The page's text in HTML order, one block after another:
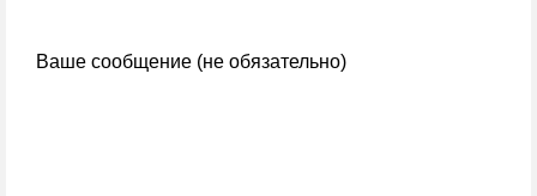
Ваше сообщение (не обязательно)